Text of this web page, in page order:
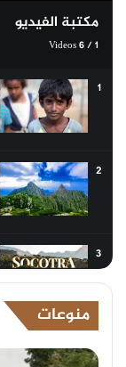
مكتبة الفيديو
1
/
6
1
2
3
منوعات